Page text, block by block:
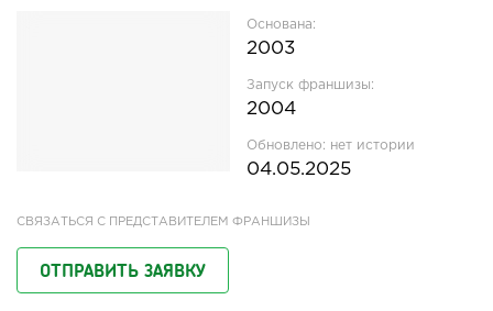
Основана:
2003
Запуск франшизы:
2004
Обновлено: нет истории
04.05.2025
СВЯЗАТЬСЯ С ПРЕДСТАВИТЕЛЕМ ФРАНШИЗЫ
ОТПРАВИТЬ ЗАЯВКУ